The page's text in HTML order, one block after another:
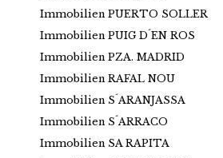
Immobilien PUERTO SOLLER
Immobilien PUIG D´EN ROS
Immobilien PZA. MADRID
Immobilien RAFAL NOU
Immobilien S´ARANJASSA
Immobilien S´ARRACO
Immobilien SA RAPITA